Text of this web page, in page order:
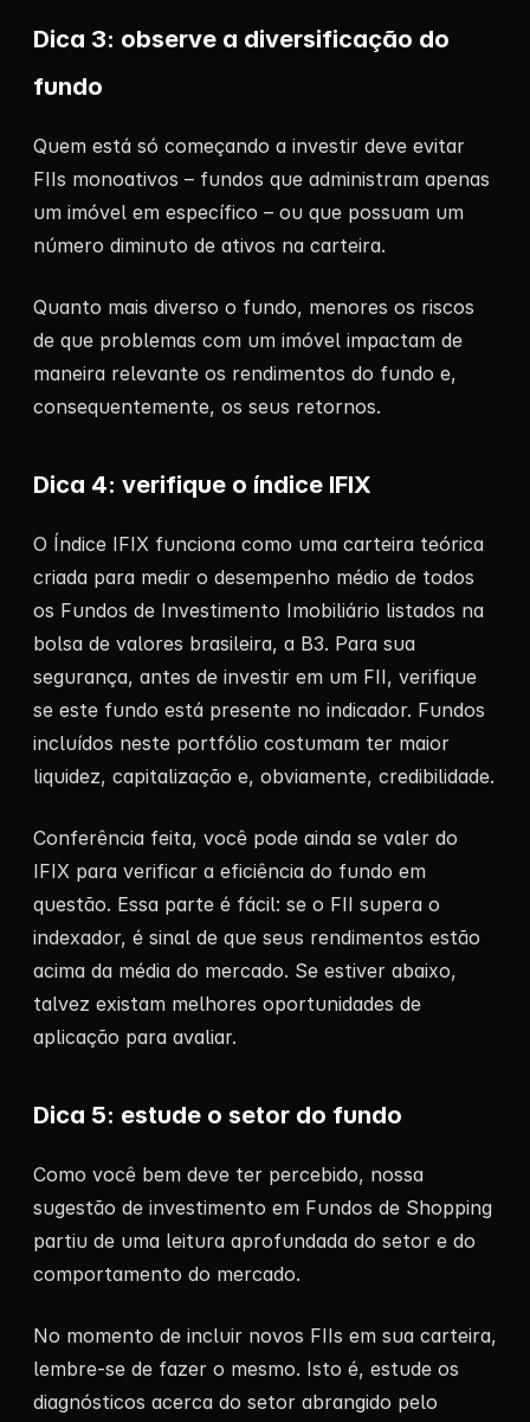
Dica 3: observe a diversificação do
fundo
Quem está só começando a investir deve evitar
FIIs monoativos – fundos que administram apenas
um imóvel em específico – ou que possuam um
número diminuto de ativos na carteira.
Quanto mais diverso o fundo, menores os riscos
de que problemas com um imóvel impactam de
maneira relevante os rendimentos do fundo e,
consequentemente, os seus retornos.
Dica 4: verifique o índice IFIX
O Índice IFIX funciona como uma carteira teórica
criada para medir o desempenho médio de todos
os Fundos de Investimento Imobiliário listados na
bolsa de valores brasileira, a B3. Para sua
segurança, antes de investir em um FII, verifique
se este fundo está presente no indicador. Fundos
incluídos neste portfólio costumam ter maior
liquidez, capitalização e, obviamente, credibilidade.
Conferência feita, você pode ainda se valer do
IFIX para verificar a eficiência do fundo em
questão. Essa parte é fácil: se o FII supera o
indexador, é sinal de que seus rendimentos estão
acima da média do mercado. Se estiver abaixo,
talvez existam melhores oportunidades de
aplicação para avaliar.
Dica 5: estude o setor do fundo
Como você bem deve ter percebido, nossa
sugestão de investimento em Fundos de Shopping
partiu de uma leitura aprofundada do setor e do
comportamento do mercado.
No momento de incluir novos FIIs em sua carteira,
lembre-se de fazer o mesmo. Isto é, estude os
diagnósticos acerca do setor abrangido pelo